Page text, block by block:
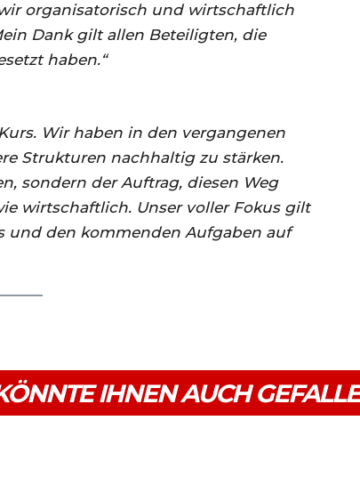
organisatorisch und wirtschaftlich
Dank gilt allen Beteiligten, die
haben.“
Wir haben in den vergangenen
Strukturen nachhaltig zu stärken.
sondern der Auftrag, diesen Weg
wirtschaftlich. Unser voller Fokus gilt
und den kommenden Aufgaben auf
IHNEN AUCH